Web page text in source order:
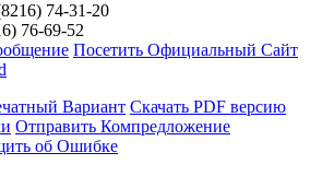
74-31-20
76-69-52
Посетить Официальный Сайт
Вариант Скачать PDF версию
Отправить Компредложение
об Ошибке